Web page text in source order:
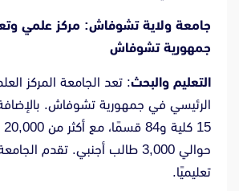
جامعة ولاية تشوفاش: مركز علمي
جمهورية تشوفاش
التعليم والبحث: تعد الجامعة المركز
الرئيسي في جمهورية تشوفاش.
تعليميًا.